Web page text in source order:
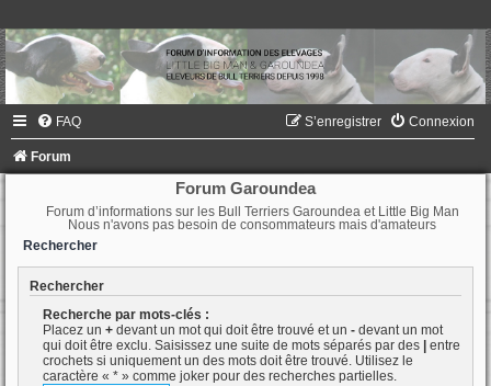
FAQ Connexion
S’enregistrer
Forum
Forum Garoundea
Forum d’informations sur les Bull Terriers Garoundea et Little Big Man
Nous n'avons pas besoin de consommateurs mais d'amateurs
Rechercher
Rechercher
Recherche par mots-clés :
Placez un + devant un mot qui doit être trouvé et un - devant un mot
qui doit être exclu. Saisissez une suite de mots séparés par des
entre
crochets si uniquement un des mots doit être trouvé. Utilisez le
caractère « * » comme joker pour des recherches partielles.